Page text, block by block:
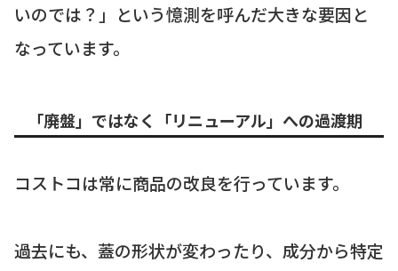
いのでは？」という憶測を呼んだ大きな要因と
なっています。
「廃盤」ではなく「リニューアル」への過渡期
コストコは常に商品の改良を行っています。
過去にも、蓋の形状が変わったり、成分から特定